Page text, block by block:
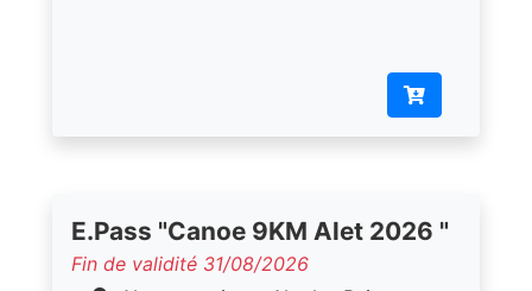
E.Pass "Canoe 9KM Alet 2026 "
Fin de validité 31/08/2026